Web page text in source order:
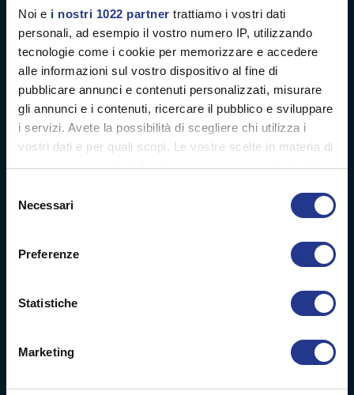
Noi e i nostri 1022 partner trattiamo i vostri dati
personali, ad esempio il vostro numero IP, utilizzando
tecnologie come i cookie per memorizzare e accedere
alle informazioni sul vostro dispositivo al fine di
pubblicare annunci e contenuti personalizzati, misurare
gli annunci e i contenuti, ricercare il pubblico e sviluppare
i servizi. Avete la possibilità di scegliere chi utilizza i
vostri dati e per quali scopi. Le vostre scelte in materia di
privacy sono applicabili solo su questa proprietà digitale
modificare o revocare il proprio consenso in qualsiasi
momento dalla Dichiarazione sui cookie o facendo clic
raccogliere informazioni sulla tua posizione
geografica, con un'approssimazione di qualche
Identificare il tuo dispositivo, scansionandolo
delNecessari
Preferenze
Statistiche
Marketing
Digital decoration
Digital signage
Soft signage
Case history